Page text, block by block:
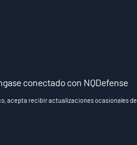
conectado con NQDefense
acepta recibir actualizaciones ocasionales de